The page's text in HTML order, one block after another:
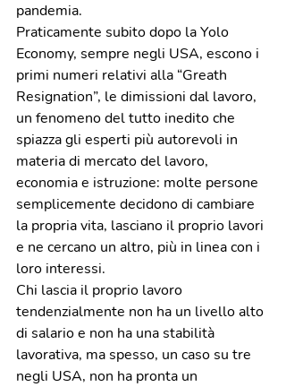
pandemia.
Praticamente subito dopo la Yolo
Economy, sempre negli USA, escono i
primi numeri relativi alla “Greath
Resignation”, le dimissioni dal lavoro,
un fenomeno del tutto inedito che
spiazza gli esperti più autorevoli in
materia di mercato del lavoro,
economia e istruzione: molte persone
semplicemente decidono di cambiare
la propria vita, lasciano il proprio lavori
e ne cercano un altro, più in linea con i
loro interessi.
Chi lascia il proprio lavoro
tendenzialmente non ha un livello alto
di salario e non ha una stabilità
lavorativa, ma spesso, un caso su tre
negli USA, non ha pronta un